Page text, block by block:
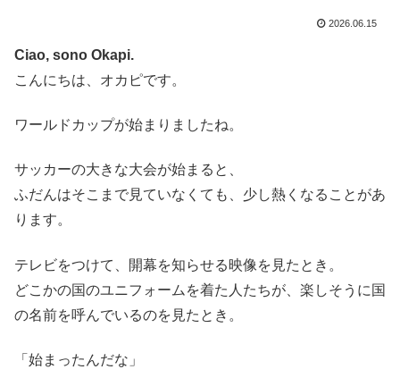
2026.06.15
Ciao, sono Okapi.
こんにちは、オカピです。
ワールドカップが始まりましたね。
サッカーの大きな大会が始まると、
ふだんはそこまで見ていなくても、少し熱くなることがあ
ります。
テレビをつけて、開幕を知らせる映像を見たとき。
どこかの国のユニフォームを着た人たちが、楽しそうに国
の名前を呼んでいるのを見たとき。
「始まったんだな」